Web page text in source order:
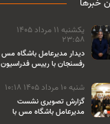
یکشنبه 11 مرداد 1405
23:58
دیدار مدیرعامل باشگاه مس
رفسنجان با رییس فدراسیون
شنبه 10 مرداد 1405 10:18
گزارش تصویری نشست
مدیرعامل باشگاه مس با